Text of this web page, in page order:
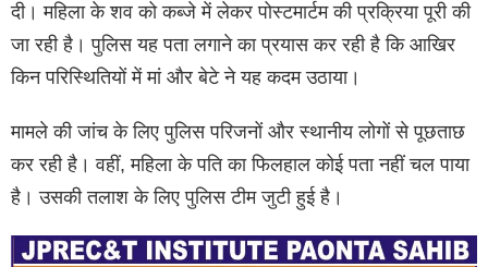
दी। महिला के शव को कब्जे में लेकर पोस्टमार्टम की प्रक्रिया पूरी की
जा रही है। पुलिस यह पता लगाने का प्रयास कर रही है कि आखिर
किन परिस्थितियों में मां और बेटे ने यह कदम उठाया।
मामले की जांच के लिए पुलिस परिजनों और स्थानीय लोगों से पूछताछ
कर रही है। वहीं, महिला के पति का फिलहाल कोई पता नहीं चल पाया
है। उसकी तलाश के लिए पुलिस टीम जुटी हुई है।